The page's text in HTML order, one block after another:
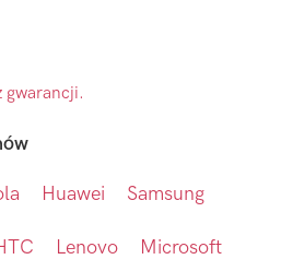
gwarancji.
Huawei Samsung
Lenovo Microsoft